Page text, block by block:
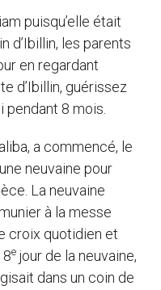
puisqu’elle était
d’Ibillin, les parents
en regardant
d’Ibillin, guérissez
pendant 8 mois.
a commencé, le
neuvaine pour
La neuvaine
à la messe
croix quotidien et
e jour de la neuvaine,
dans un coin de